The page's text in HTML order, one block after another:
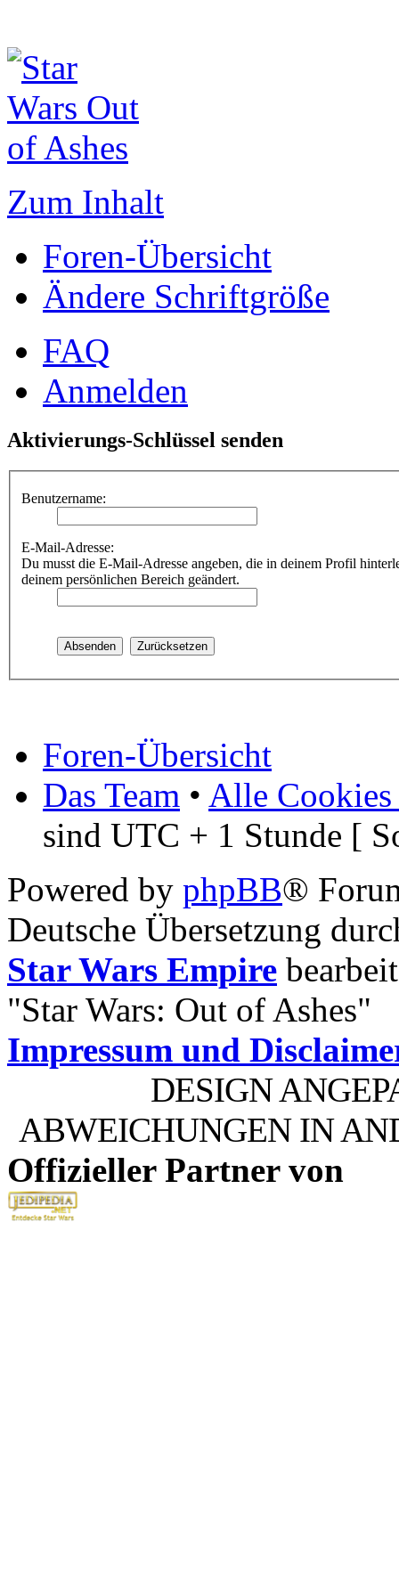
Zum Inhalt
Foren-Übersicht
Ändere Schriftgröße
FAQ
Anmelden
Aktivierungs-Schlüssel senden
Benutzername:
E-Mail-Adresse:
Du musst die E-Mail-Adresse angeben, die in deinem Profil
deinem persönlichen Bereich geändert.
Foren-Übersicht
Das Team • Alle Cookies
sind UTC + 1 Stunde [
Powered by phpBB®
Deutsche Übersetzung
Star Wars Empire
"Star Wars: Out of Ashes"
Impressum und
DESIGN
ABWEICHUNGEN IN
Offizieller Partner von